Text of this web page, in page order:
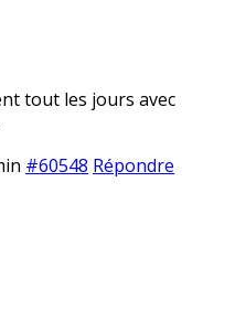
tout les jours avec
#60548 Répondre